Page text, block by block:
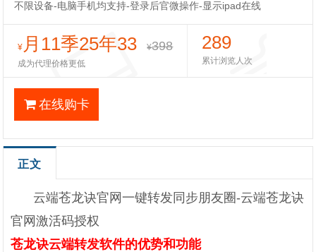
不限设备-电脑手机均支持-登录后官微操作-显示ipad在线
¥ 月11季25年33 ¥398
成为代理价格更低
289
累计浏览人次
在线购卡
正文
云端苍龙诀官网一键转发同步朋友圈-云端苍龙诀
官网激活码授权
苍龙诀云端转发软件的优势和功能